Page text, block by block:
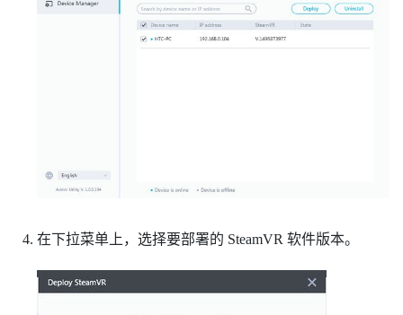
在下拉菜单上，选择要部署的 SteamVR软件版本。